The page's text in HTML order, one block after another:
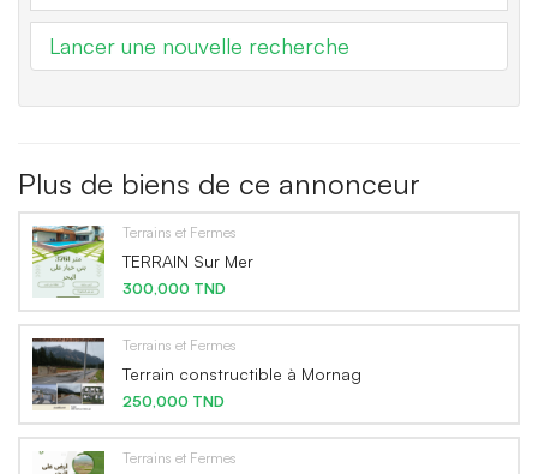
Lancer une nouvelle recherche
Plus de biens de ce annonceur
Terrains et Fermes
TERRAIN Sur Mer
300,000 TND
Terrains et Fermes
Terrain constructible à Mornag
250,000 TND
Terrains et Fermes